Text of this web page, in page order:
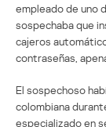
empleado de uno
sospechaba que
cajeros
contraseñas,
El sospechoso
colombiana
especializado en